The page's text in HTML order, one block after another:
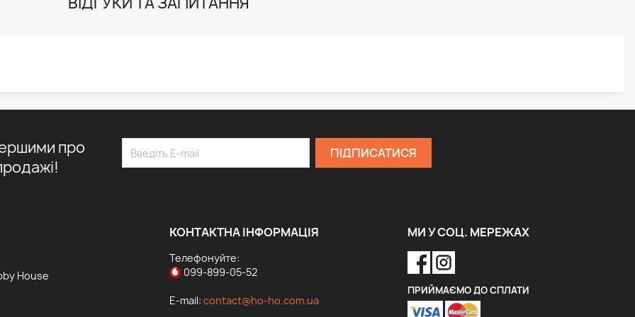
про
House
КОНТАКТНА ІНФОРМАЦІЯ
Телефонуйте:
099-899-05-52
E-mail: contact@ho-ho.com.ua
МИ У СОЦ. МЕРЕЖАХ
ПРИЙМАЄМО ДО СПЛАТИ